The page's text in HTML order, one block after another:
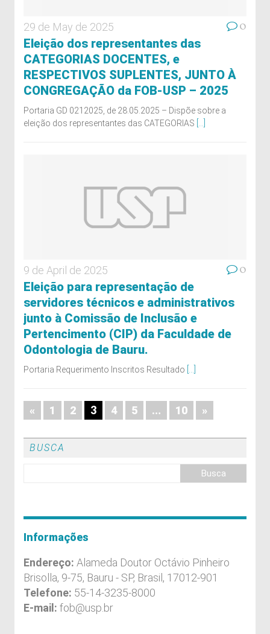
29 de May de 2025 0
Eleição dos representantes das
CATEGORIAS DOCENTES, e
RESPECTIVOS SUPLENTES, JUNTO À
CONGREGAÇÃO da FOB-USP – 2025
Portaria GD 0212025, de 28.05.2025 – Dispõe sobre a
eleição dos representantes das CATEGORIAS
9 de April de 2025 0
Eleição para representação de
servidores técnicos e administrativos
junto à Comissão de Inclusão e
Pertencimento (CIP) da Faculdade de
Odontologia de Bauru.
Portaria Requerimento Inscritos Resultado
« 1 2 3 4 5 … 10 »
BUSCA
Informações
Endereço: Alameda Doutor Octávio Pinheiro
Brisolla, 9-75, Bauru - SP, Brasil, 17012-901
Telefone: 55-14-3235-8000
E-mail: fob@usp.br